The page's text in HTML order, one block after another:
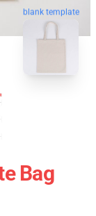
blank template
Bag